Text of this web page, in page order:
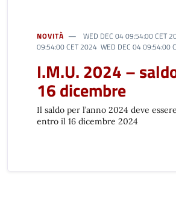
NOVITÀ
WED DEC 04 09:54:00 CET
09:54:00 CET 2024 WED DEC 04 09:54:00
I.M.U. 2024 –
16 dicembre
Il saldo per l’anno 2024 deve
entro il 16 dicembre 2024